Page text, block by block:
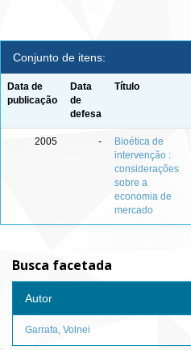
Conjunto de itens:
Data de
publicação
Data
de
defesa
Título
2005 -
Bioética de
intervenção :
considerações
sobre a
economia de
mercado
Busca facetada
Autor
Garrafa, Volnei